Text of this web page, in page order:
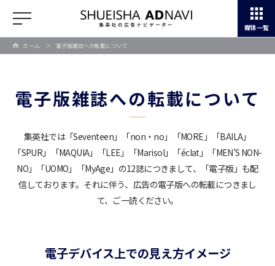
媒体一覧
ホーム ＞ 電子版雑誌への転載について
電子版雑誌への転載について
集英社では「Seventeen」「non・no」「MORE」「BAILA」
「SPUR」「MAQUIA」「LEE」
「Marisol」「éclat」「MEN’S NON-
NO」「UOMO」「MyAge」の12誌につきまして、「電子版」も配
信しております。 それに伴う、広告の電子版への転載につきまし
て、ご一読ください。
電子デバイス上での見え方イメージ